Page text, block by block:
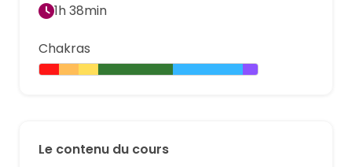
Chakras
1h 38min
Le contenu du cours